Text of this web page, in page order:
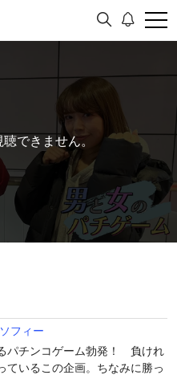
できません。
ソフィー
パチンコゲーム勃発！ 負けれ
ているこの企画。ちなみに勝っ